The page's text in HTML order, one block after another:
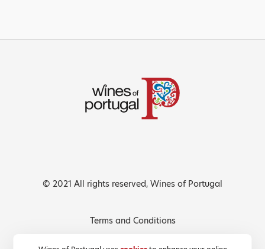
© 2021 All rights reserved, Wines of Portugal
Terms and Conditions